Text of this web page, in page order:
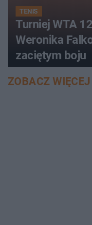
TENIS
Turniej WTA
Weronika
zaciętym boju
ZOBACZ WIĘCEJ